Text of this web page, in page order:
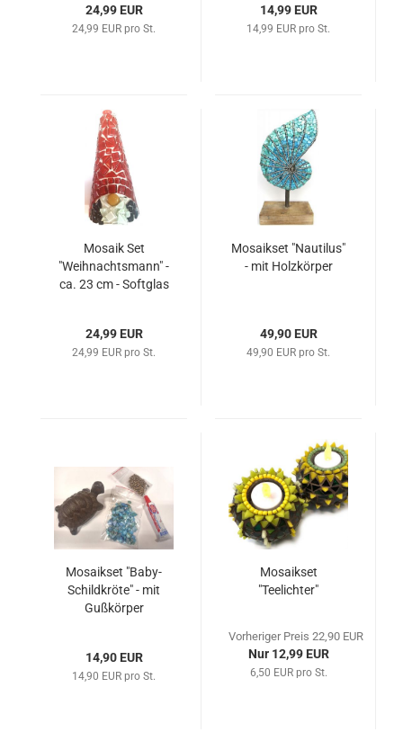
24,99 EUR
24,99 EUR pro St.
14,99 EUR
14,99 EUR pro St.
Mosaik Set
"Weihnachtsmann" -
ca. 23 cm - Softglas
24,99 EUR
24,99 EUR pro St.
Mosaikset "Nautilus"
- mit Holzkörper
49,90 EUR
49,90 EUR pro St.
Mosaikset "Baby-
Schildkröte" - mit
Gußkörper
14,90 EUR
14,90 EUR pro St.
Mosaikset
"Teelichter"
Vorheriger Preis 22,90 EUR
Nur 12,99 EUR
6,50 EUR pro St.